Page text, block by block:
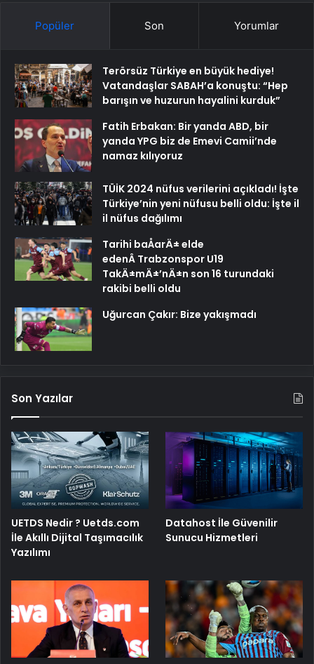
Popüler Son Yorumlar
Terörsüz Türkiye en büyük hediye!
Vatandaşlar SABAH’a konuştu: “Hep
barışın ve huzurun hayalini kurduk”
Fatih Erbakan: Bir yanda ABD, bir
yanda YPG biz de Emevi Camii’nde
namaz kılıyoruz
TÜİK 2024 nüfus verilerini açıkladı! İşte
Türkiye’nin yeni nüfusu belli oldu: İşte il
il nüfus dağılımı
Tarihi baÅarÄ± elde
edenÂ Trabzonspor U19
TakÄ±mÄ±’nÄ±n son 16 turundaki
rakibi belli oldu
Uğurcan Çakır: Bize yakışmadı
Son Yazılar
UETDS Nedir ? Uetds.com
İle Akıllı Dijital Taşımacılık
Yazılımı
Datahost İle Güvenilir
Sunucu Hizmetleri